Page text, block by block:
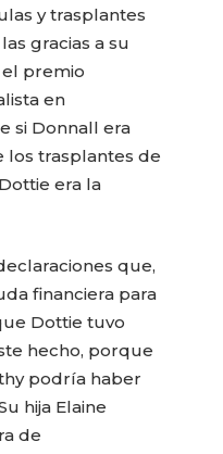
y trasplantes
gracias a su
premio
en
si Donnall era
los trasplantes de
era la
que,
financiera para
Dottie tuvo
hecho, porque
podría haber
hija Elaine
de